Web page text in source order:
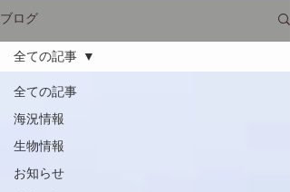
ブログ
全ての記事
海況情報
生物情報
お知らせ
全ての記事